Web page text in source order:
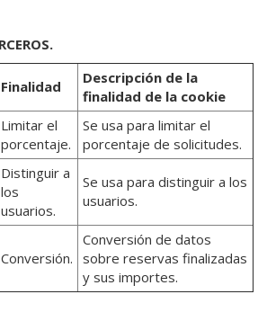
Finalidad
Descripción de la
finalidad de la cookie
Limitar el
porcentaje.
Se usa para limitar el
porcentaje de solicitudes.
Distinguir a
los
usuarios.
Se usa para distinguir a los
usuarios.
Conversión.
Conversión de datos
sobre reservas finalizadas
y sus importes.